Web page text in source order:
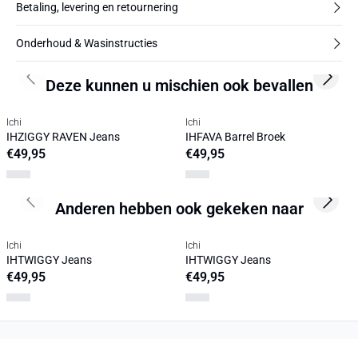
Betaling, levering en retournering
Onderhoud & Wasinstructies
Deze kunnen u mischien ook bevallen
Ichi
IHZIGGY RAVEN Jeans
€49,95
Ichi
IHFAVA Barrel Broek
€49,95
Previous slide Next
Anderen hebben ook gekeken naar
Ichi
IHTWIGGY Jeans
€49,95
Ichi
IHTWIGGY Jeans
€49,95
Previous slide Next